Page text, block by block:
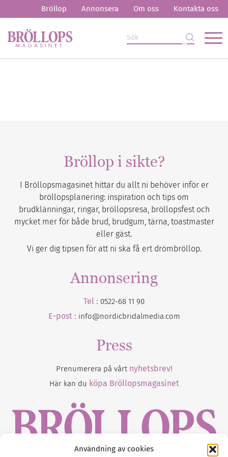
Användning av cookies
Bröllop Annonsera Om oss Kontakta oss
Bröllop i sikte?
I Bröllopsmagasinet hittar du allt ni behöver inför er
bröllopsplanering: inspiration och tips om
brudklänningar, ringar, bröllopsresa, bröllopsfest och
mycket mer för både brud, brudgum, tärna, toastmaster
eller gäst.
Vi ger dig tipsen för att ni ska få ert drömbröllop.
Annonsering
Tel : 0522-68 11 90
E-post : info@nordicbridalmedia.com
Press
Prenumerera på vårt nyhetsbrev!
Här kan du köpa Bröllopsmagasinet